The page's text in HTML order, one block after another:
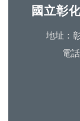
國立彰
地址：
電